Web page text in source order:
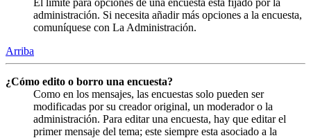
administración. Si necesita añadir más opciones a la encuesta,
comuníquese con La Administración.
Arriba
¿Cómo edito o borro una encuesta?
Como en los mensajes, las encuestas solo pueden ser
modificadas por su creador original, un moderador o la
administración. Para editar una encuesta, hay que editar el
primer mensaje del tema; este siempre esta asociado a la